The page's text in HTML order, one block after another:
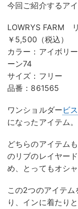
今回ご紹介するア
LOWRYS FARM
￥5,500（税込）
カラー：アイボリ
ーン74
サイズ：フリー
品番：861565
ワンショルダー ビ
になったアイテム。
どちらのアイテム
のリブのレイヤー
め、とってもオシャ
この2つのアイテ
り、インに着たり